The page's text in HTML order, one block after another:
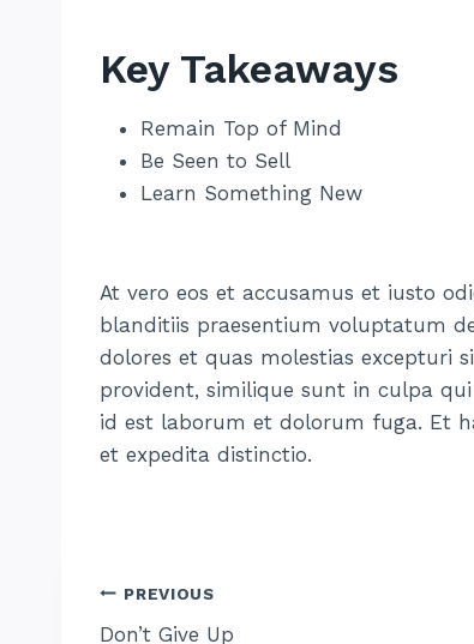
Key Takeaways
Remain Top of Mind
Be Seen to Sell
Learn Something New
At vero eos et accusamus et iusto
blanditiis praesentium voluptatum
dolores et quas molestias excepturi
provident, similique sunt in culpa
id est laborum et dolorum fuga. Et
et expedita distinctio.
Post
PREVIOUS
Don’t Give Up